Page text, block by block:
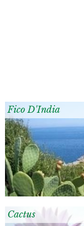
Fico D'India
Cactus